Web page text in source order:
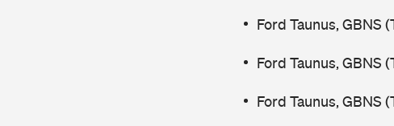
Ford Taunus, GBNS
Ford Taunus, GBNS
Ford Taunus, GBNS